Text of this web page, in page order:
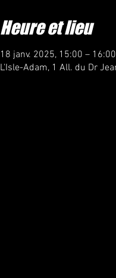
Heure et lieu
18 janv. 2025, 15:00 – 16:00
L'Isle-Adam, 1 All. du Dr